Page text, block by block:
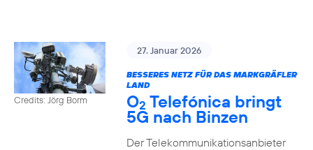
Credits: Jörg Borm
27. Januar 2026
BESSERES NETZ FÜR DAS MARKGRÄFLER
LAND
O2 Telefónica bringt
5G nach Binzen
Der Telekommunikationsanbieter